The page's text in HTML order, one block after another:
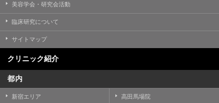
美容学会・研究会活動
臨床研究について
サイトマップ
クリニック紹介
都内
新宿エリア 高田馬場院